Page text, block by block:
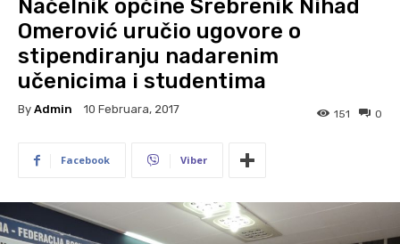
Načelnik općine Srebrenik Nihad
Omerović uručio ugovore o
stipendiranju nadarenim
učenicima i studentima
By Admin 10 Februara, 2017 0
151
Facebook Viber